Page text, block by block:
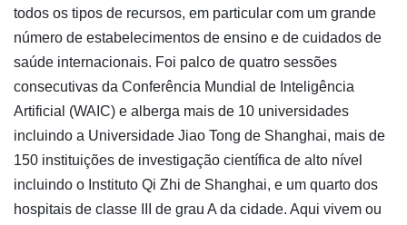
todos os tipos de recursos, em particular com um grande
número de estabelecimentos de ensino e de cuidados de
saúde internacionais. Foi palco de quatro sessões
consecutivas da Conferência Mundial de Inteligência
Artificial (WAIC) e alberga mais de 10 universidades
incluindo a Universidade Jiao Tong de Shanghai, mais de
150 instituições de investigação científica de alto nível
incluindo o Instituto Qi Zhi de Shanghai, e um quarto dos
hospitais de classe III de grau A da cidade. Aqui vivem ou